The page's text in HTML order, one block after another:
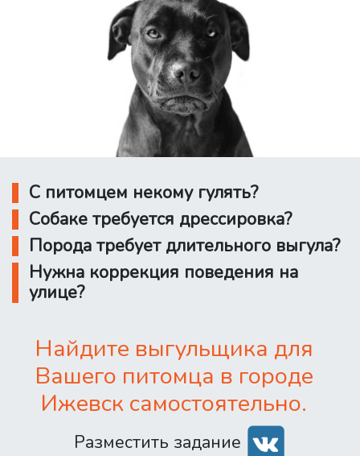
С питомцем некому гулять?
Собаке требуется дрессировка?
Порода требует длительного выгула?
Нужна коррекция поведения на
улице?
Найдите выгульщика для
Вашего питомца в городе
Ижевск самостоятельно.
Разместить задание